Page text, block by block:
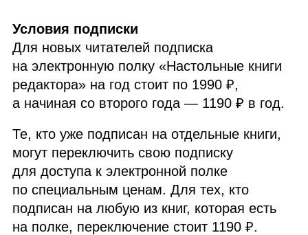
Условия подписки
Для новых читателей подписка
на электронную полку «Настольные книги
редактора» на год стоит по 1990 ₽,
а начиная со второго года — 1190 ₽ в год.
Те, кто уже подписан на отдельные книги,
могут переключить свою подписку
для доступа к электронной полке
по специальным ценам. Для тех, кто
подписан на любую из книг, которая есть
на полке, переключение стоит 1190 ₽.